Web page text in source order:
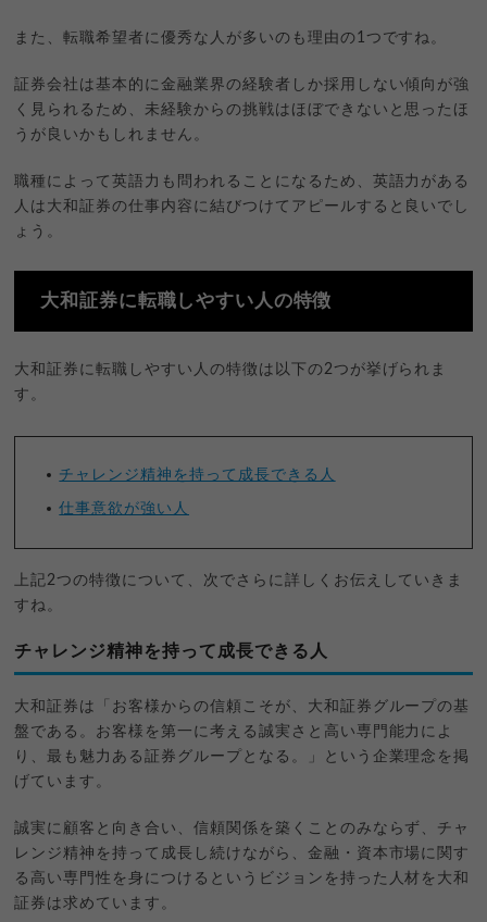
また、転職希望者に優秀な人が多いのも理由の1つですね。
証券会社は基本的に金融業界の経験者しか採用しない傾向が強
く見られるため、未経験からの挑戦はほぼできないと思ったほ
うが良いかもしれません。
職種によって英語力も問われることになるため、英語力がある
人は大和証券の仕事内容に結びつけてアピールすると良いでし
ょう。
大和証券に転職しやすい人の特徴
大和証券に転職しやすい人の特徴は以下の2つが挙げられま
す。
チャレンジ精神を持って成長できる人
仕事意欲が強い人
上記2つの特徴について、次でさらに詳しくお伝えしていきま
すね。
チャレンジ精神を持って成長できる人
大和証券は「お客様からの信頼こそが、大和証券グループの基
盤である。お客様を第一に考える誠実さと高い専門能力によ
り、最も魅力ある証券グループとなる。」という企業理念を掲
げています。
誠実に顧客と向き合い、信頼関係を築くことのみならず、チャ
レンジ精神を持って成長し続けながら、金融・資本市場に関す
る高い専門性を身につけるというビジョンを持った人材を大和
証券は求めています。